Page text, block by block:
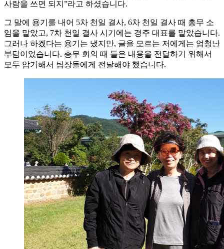
사람을 쓰면 되지”라고 하셨습니다.
그 말에 용기를 내어 5차 천일 결사, 6차 천일 결사 때 총무 소
임을 맡았고, 7차 천일 결사 시기에는 경주 대표를 맡았습니다.
그러나 하겠다는 용기는 냈지만, 글을 모르는 저에게는 엄청난
부담이었습니다. 총무 회의 때 들은 내용을 전달하기 위해서
모두 암기해서 팀장들에게 전달해야 했습니다.